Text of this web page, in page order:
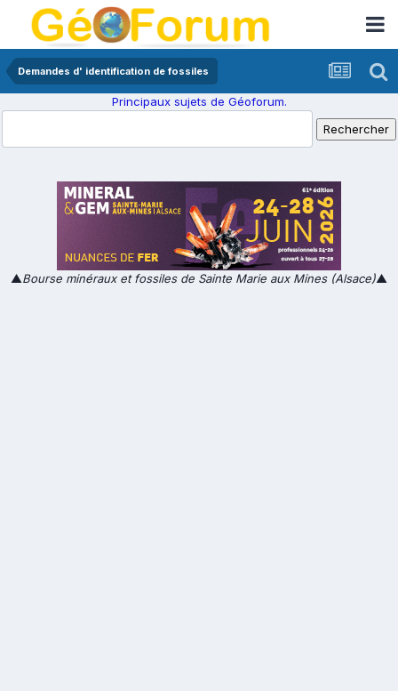
Demandes d' identification de fossiles
Principaux sujets de Géoforum.
▲Bourse minéraux et fossiles de Sainte Marie aux Mines (Alsace)▲